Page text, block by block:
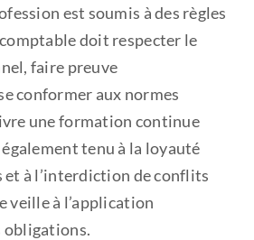
est soumis à des règles
doit respecter le
faire preuve
conformer aux normes
une formation continue
tenu à la loyauté
et à l’interdiction de conflits
veille à l’application
obligations.